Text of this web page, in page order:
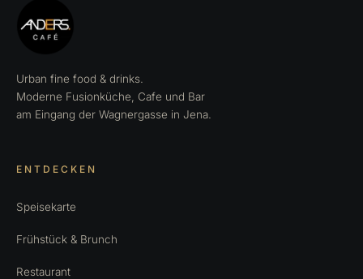
Urban fine food & drinks.
Moderne Fusionküche, Cafe und Bar
am Eingang der Wagnergasse in Jena.
ENTDECKEN
Speisekarte
Frühstück & Brunch
Restaurant